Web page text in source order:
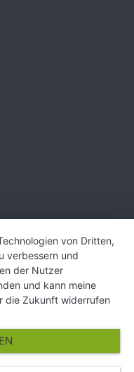
von Dritten,
verbessern und
der Nutzer
und kann meine
die Zukunft widerrufen